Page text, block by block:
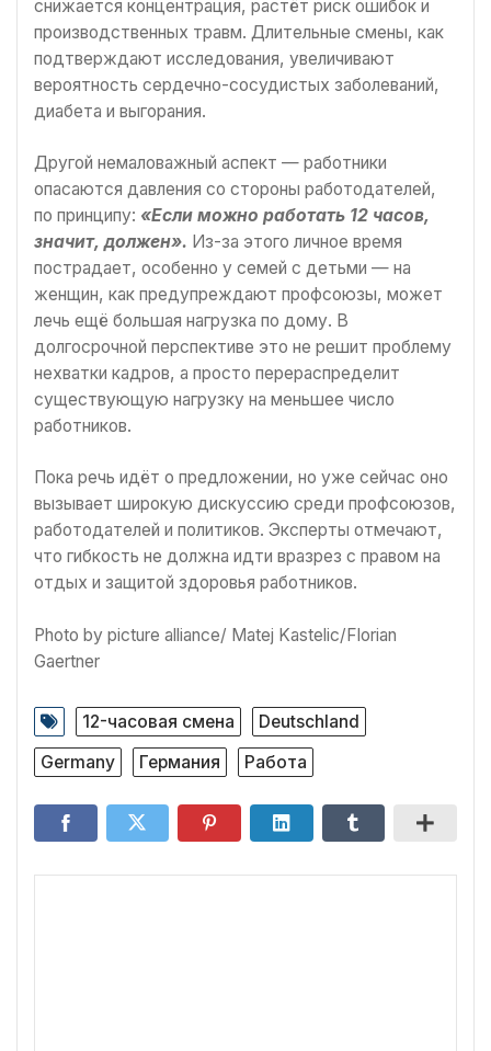
снижается концентрация, растёт риск ошибок и
производственных травм. Длительные смены, как
подтверждают исследования, увеличивают
вероятность сердечно-сосудистых заболеваний,
диабета и выгорания.
Другой немаловажный аспект — работники
опасаются давления со стороны работодателей,
по принципу: «Если можно работать 12 часов,
значит, должен». Из-за этого личное время
пострадает, особенно у семей с детьми — на
женщин, как предупреждают профсоюзы, может
лечь ещё большая нагрузка по дому. В
долгосрочной перспективе это не решит проблему
нехватки кадров, а просто перераспределит
существующую нагрузку на меньшее число
работников.
Пока речь идёт о предложении, но уже сейчас оно
вызывает широкую дискуссию среди профсоюзов,
работодателей и политиков. Эксперты отмечают,
что гибкость не должна идти вразрез с правом на
отдых и защитой здоровья работников.
Photo by picture alliance/ Matej Kastelic/Florian
Gaertner
12-часовая смена
Deutschland
Germany
Германия Работа